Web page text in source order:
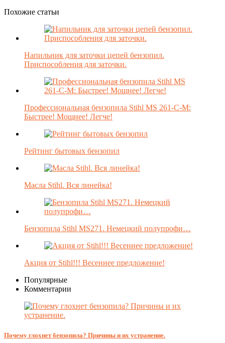
Похожие статьи
Напильник для заточки цепей бензопил.
Приспособления для заточки.
Профессиональная бензопила Stihl MS 261-C-M:
Быстрее! Мощнее! Легче!
Рейтинг бытовых бензопил
Масла Stihl. Вся линейка!
Бензопила Stihl MS271. Немецкий полупрофи…
Акция от Stihl!!! Весеннее предложение!
Популярные
Комментарии
Почему глохнет бензопила? Причины и их устранение.